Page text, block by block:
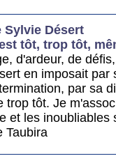
Sylvie Désert
tôt, trop tôt,
d'ardeur, de
en imposait
par sa
trop tôt. Je
et les inoubliables
Taubira